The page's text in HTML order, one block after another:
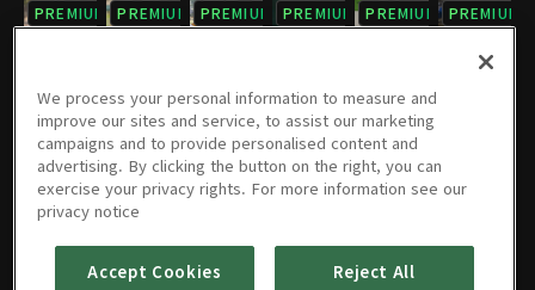
PREMIUM PREMIUM PREMIUM PREMIUM PREMIUM PREMIUM
PREMIUM
19회
10/29/2016 • 1시간 5분
PREMIUM
20회
PREMIUM
21회
PREMIUM
22회
PREMIUM
23회 24회
We process your personal information to measure and
improve our sites and service, to assist our marketing
campaigns and to provide personalised content and
advertising. By clicking the button on the right, you can
exercise your privacy rights. For more information see our
privacy notice
Accept Cookies Reject All